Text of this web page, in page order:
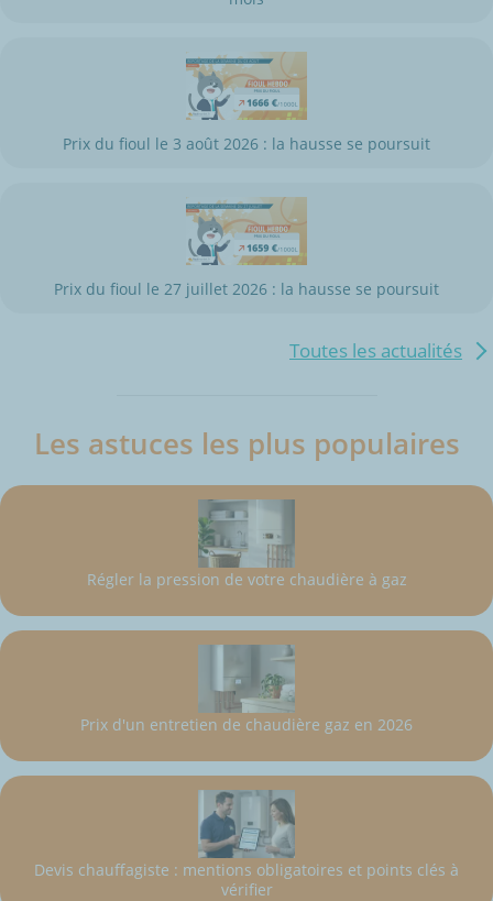
Prix du fioul le 3 août 2026 : la hausse se poursuit
Prix du fioul le 27 juillet 2026 : la hausse se poursuit
Toutes les actualités
Les astuces les plus populaires
Régler la pression de votre chaudière à gaz
Prix d'un entretien de chaudière gaz en 2026
Devis chauffagiste : mentions obligatoires et points clés à
vérifier